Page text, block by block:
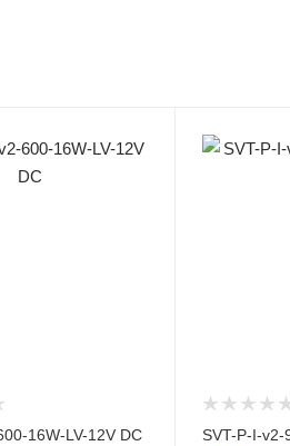
16W-LV-12V DC SVT-P-I-v2-